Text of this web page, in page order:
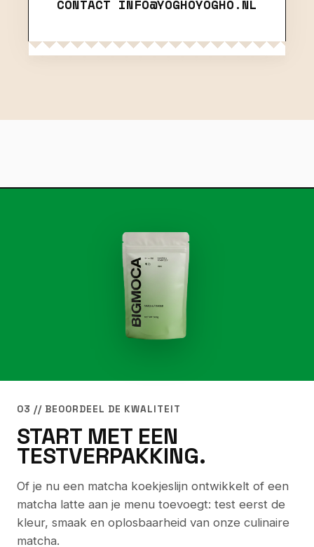
CONTACT INFO@YOGHOYOGHO.NL
03 // BEOORDEEL DE KWALITEIT
START MET EEN
TESTVERPAKKING.
Of je nu een matcha koekjeslijn ontwikkelt of een
matcha latte aan je menu toevoegt: test eerst de
kleur, smaak en oplosbaarheid van onze culinaire
matcha.